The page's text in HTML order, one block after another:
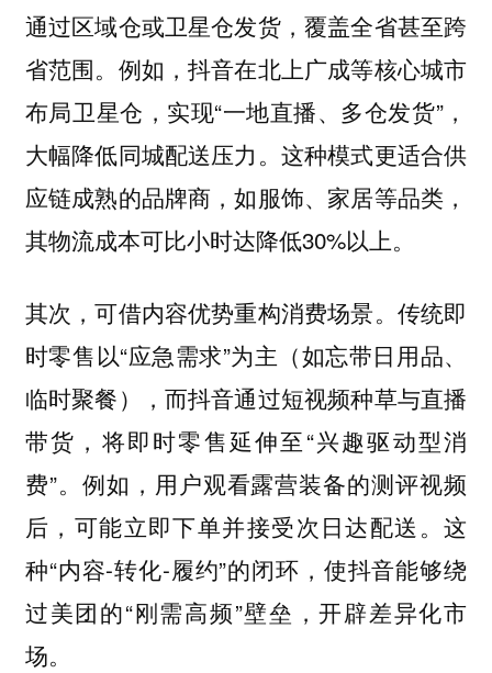
通过区域仓或卫星仓发货，覆盖全省甚至跨
省范围。例如，抖音在北上广成等核心城市
布局卫星仓，实现“一地直播、多仓发货”，
大幅降低同城配送压力。这种模式更适合供
应链成熟的品牌商，如服饰、家居等品类，
其物流成本可比小时达降低30%以上。
其次，可借内容优势重构消费场景。传统即
时零售以“应急需求”为主（如忘带日用品、
临时聚餐），而抖音通过短视频种草与直播
带货，将即时零售延伸至“兴趣驱动型消
费”。例如，用户观看露营装备的测评视频
后，可能立即下单并接受次日达配送。这
种“内容-转化-履约”的闭环，使抖音能够绕
过美团的“刚需高频”壁垒，开辟差异化市
场。